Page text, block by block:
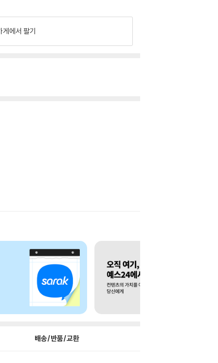
게에서 팔기
배송/반품/교환